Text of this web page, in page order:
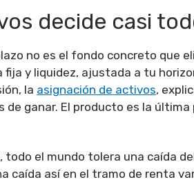
decide casi
no es el fondo concreto que
y liquidez, ajustada a tu
la asignación de activos,
ganar. El producto es la última
todo el mundo tolera una caída
caída así en el tramo de renta